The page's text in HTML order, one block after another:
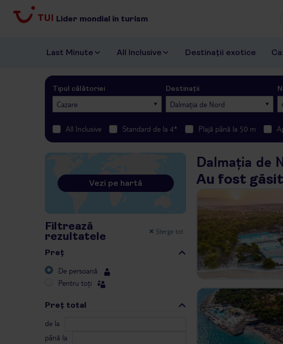
Lider mondial în turism
Last Minute All Inclusive Destinații exotice
Tipul călătoriei
Cazare
Destinații
Dalmația de Nord
All Inclusive Standard de la 4* Plajă până la 50 m
Vezi pe hartă
Filtrează
rezultatele
Șterge tot
Preţ
De persoană
Pentru toți
Preţ total
de la
până la
Dalmația de
Au fost